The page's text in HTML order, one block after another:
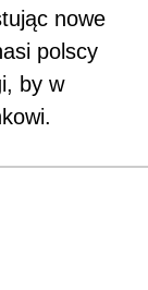
nowe
polscy
by w